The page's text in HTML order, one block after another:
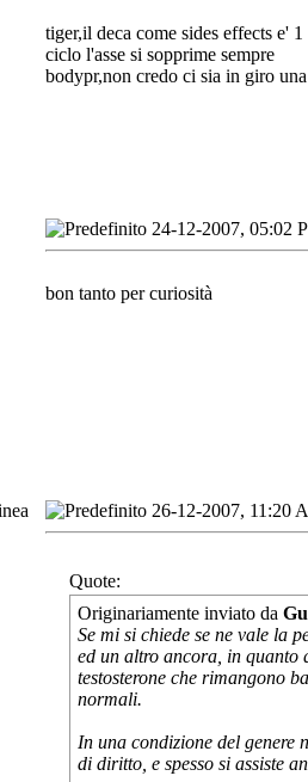
tiger,il deca come sides effects e'
ciclo l'asse si sopprime sempre
bodypr,non credo ci sia in giro
24-12-2007, 05:02
bon tanto per curiosità
26-12-2007, 11:20
Quote:
Originariamente inviato da
Se mi si chiede se ne vale la
ed un altro ancora, in quanto
testosterone che rimangono
normali.
In una condizione del genere
di diritto, e spesso si assiste